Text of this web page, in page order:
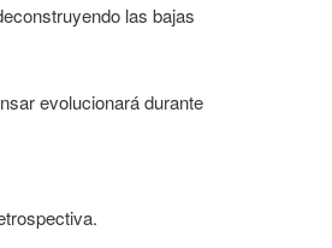
las bajas
evolucionará durante